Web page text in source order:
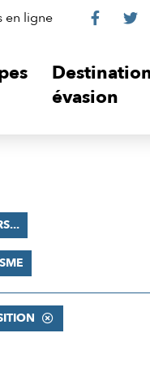
en ligne
Le
sur

Le

évasion